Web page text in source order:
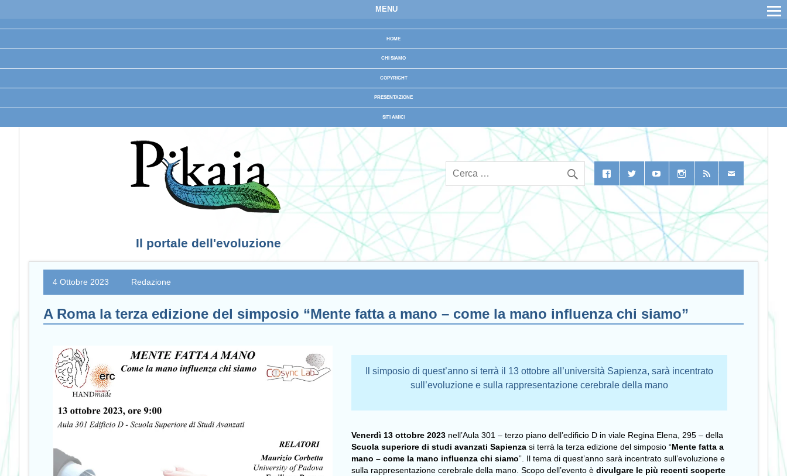
MENU
HOME
CHI SIAMO
COPYRIGHT
PRESENTAZIONE
SITI AMICI
Il portale dell'evoluzione
4 Ottobre 2023 Redazione
A Roma la terza edizione del simposio “Mente fatta a mano – come la mano influenza chi siamo”
Il simposio di quest’anno si terrà il 13 ottobre all’università Sapienza, sarà incentrato
sull’evoluzione e sulla rappresentazione cerebrale della mano
Venerdì 13 ottobre 2023 nell’Aula 301 – terzo piano dell’edificio D in viale Regina Elena, 295 – della
Scuola superiore di studi avanzati Sapienza si terrà la terza edizione del simposio “Mente fatta a
mano – come la mano influenza chi siamo”. Il tema di quest’anno sarà incentrato sull’evoluzione e
sulla rappresentazione cerebrale della mano. Scopo dell’evento è divulgare le più recenti scoperte